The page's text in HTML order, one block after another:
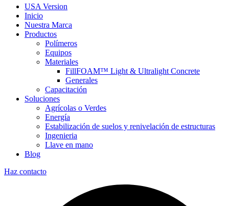
USA Version
Inicio
Nuestra Marca
Productos
Polímeros
Equipos
Materiales
FillFOAM™ Light & Ultralight Concrete
Generales
Capacitación
Soluciones
Agrícolas o Verdes
Energía
Estabilización de suelos y renivelación de estructuras
Ingenieria
Llave en mano
Blog
Haz contacto